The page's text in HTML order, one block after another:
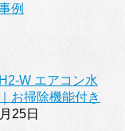
例
W エアコン水
お掃除機能付き
25日